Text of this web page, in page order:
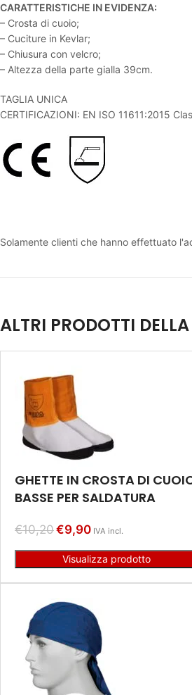
CARATTERISTICHE IN EVIDENZA:
– Crosta di cuoio;
– Cuciture in Kevlar;
– Chiusura con velcro;
– Altezza della parte gialla 39cm.
TAGLIA UNICA
CERTIFICAZIONI: EN ISO 11611:2015
Solamente clienti che hanno effettuato
ALTRI PRODOTTI
GHETTE IN CROSTA DI
BASSE PER SALDATURA
€10,20€9,90 IVA incl.
Visualizza prodotto